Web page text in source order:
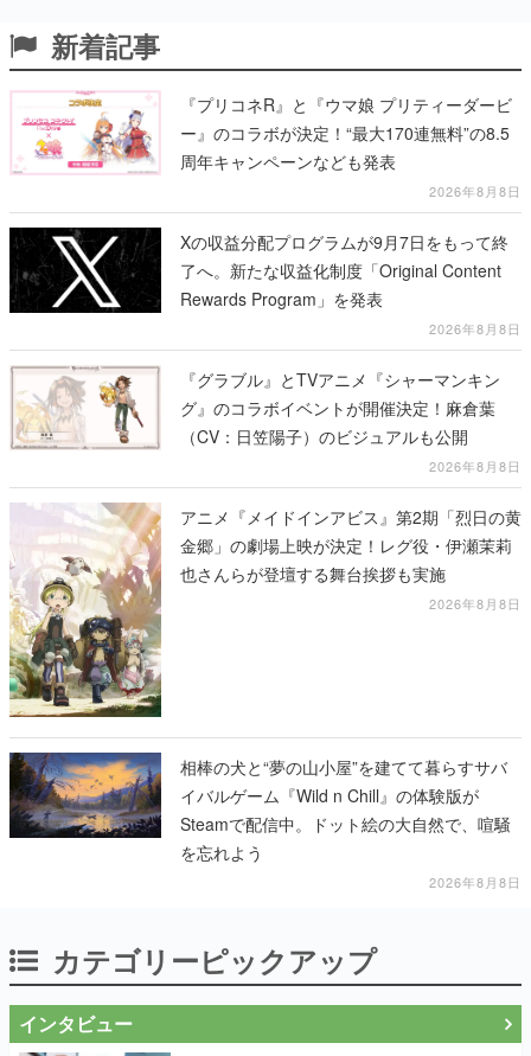
新着記事
『プリコネR』と『ウマ娘 プリティーダービ
ー』のコラボが決定！“最大170連無料”の8.5
周年キャンペーンなども発表
2026年8月8日
Xの収益分配プログラムが9月7日をもって終
了へ。新たな収益化制度「Original Content
Rewards Program」を発表
2026年8月8日
『グラブル』とTVアニメ『シャーマンキン
グ』のコラボイベントが開催決定！麻倉葉
（CV：日笠陽子）のビジュアルも公開
2026年8月8日
アニメ『メイドインアビス』第2期「烈日の黄
金郷」の劇場上映が決定！レグ役・伊瀬茉莉
也さんらが登壇する舞台挨拶も実施
2026年8月8日
相棒の犬と“夢の山小屋”を建てて暮らすサバ
イバルゲーム『Wild n Chill』の体験版が
Steamで配信中。ドット絵の大自然で、喧騒
を忘れよう
2026年8月8日
カテゴリーピックアップ
インタビュー